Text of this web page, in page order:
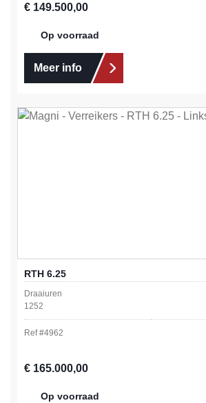
Normale prijs:
€ 149.500,00
Op voorraad
Meer info
RTH 6.25
Draaiuren
1252
Ref #4962
Normale prijs:
€ 165.000,00
Op voorraad